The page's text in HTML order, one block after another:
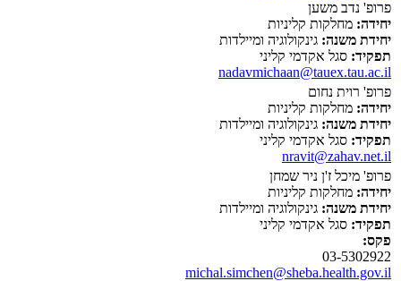
פרופ' נדב משען
יחידה: מחלקות קליניות
יחידת משנה: גינקולוגיה ומיילדות
תפקיד: סגל אקדמי קליני
nadavmichaan@tauex.tau.ac.il
פרופ' רוית נחום
יחידה: מחלקות קליניות
יחידת משנה: גינקולוגיה ומיילדות
תפקיד: סגל אקדמי קליני
nravit@zahav.net.il
פרופ' מיכל ז'ן ניר שמחן
יחידה: מחלקות קליניות
יחידת משנה: גינקולוגיה ומיילדות
תפקיד: סגל אקדמי קליני
פקס:
03-5302922
michal.simchen@sheba.health.gov.il